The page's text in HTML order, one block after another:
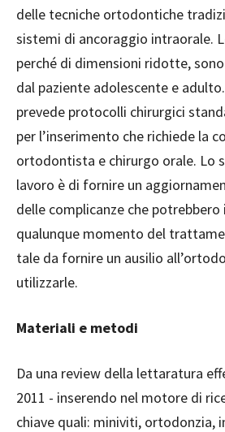
delle tecniche ortodontiche
sistemi di ancoraggio intraorale.
perché di dimensioni ridotte,
dal paziente adolescente e
prevede protocolli chirurgici
per l’inserimento che richiede la
ortodontista e chirurgo orale. Lo
lavoro è di fornire un
delle complicanze che potrebbero
qualunque momento del
tale da fornire un ausilio
utilizzarle.
Materiali e metodi
Da una review della lettaratura
2011 - inserendo nel motore di
chiave quali: miniviti, ortodonzia,